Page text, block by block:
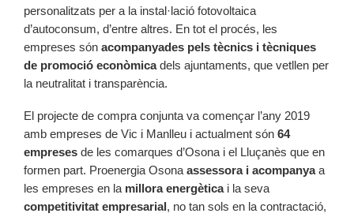
personalitzats per a la instal·lació fotovoltaica
d’autoconsum, d’entre altres. En tot el procés, les
empreses són acompanyades pels tècnics i tècniques
de promoció econòmicadels ajuntaments, que vetllen per
la neutralitat i transparència.
El projecte de compra conjunta va començar l’any 2019
amb empreses de Vic i Manlleu i actualment són 64
empreses de les comarques d’Osona i el Lluçanès que en
formen part. Proenergia Osona assessora i acompanyaa
les empreses en la millora energèticai la seva
competitivitat empresarial, no tan sols en la contractació,